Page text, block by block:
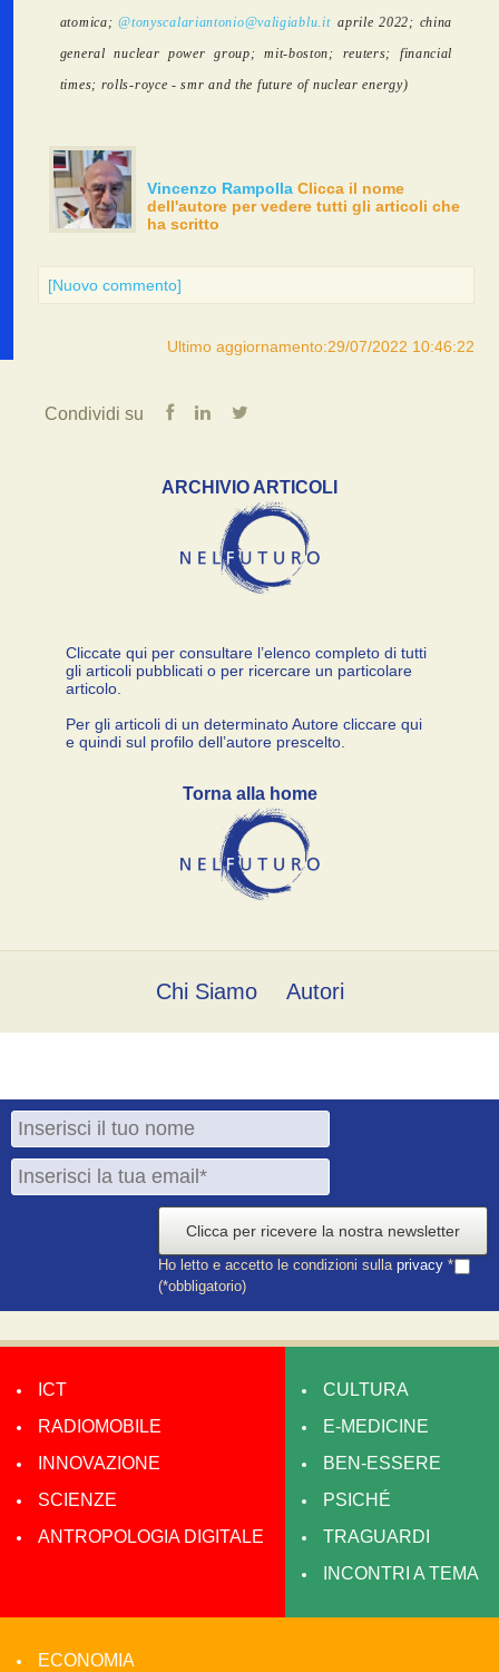
atomica;@tonyscalariantonio@valigiablu.it aprile 2022; china
general nuclear power group; mit-boston; reuters; financial
times; rolls-royce - smr and the future of nuclear energy)
Vincenzo Rampolla Clicca il nome
dell'autore per vedere tutti gli articoli che
ha scritto
[Nuovo commento]
Ultimo aggiornamento:29/07/2022 10:46:22
Condividi su
ARCHIVIO ARTICOLI
Cliccate qui per consultare l’elenco completo di tutti
gli articoli pubblicati o per ricercare un particolare
articolo.
Per gli articoli di un determinato Autore cliccare qui
e quindi sul profilo dell’autore prescelto.
Torna alla home
Chi Siamo Autori
Clicca per ricevere la nostra newsletter
Ho letto e accetto le condizioni sulla privacy *
(*obbligatorio)
ICT
RADIOMOBILE
INNOVAZIONE
SCIENZE
ANTROPOLOGIA DIGITALE
CULTURA
E-MEDICINE
BEN-ESSERE
PSICHÉ
TRAGUARDI
INCONTRI A TEMA
ECONOMIA